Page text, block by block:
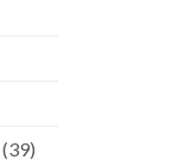
(39)